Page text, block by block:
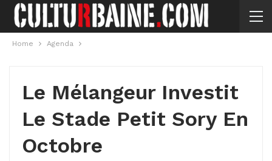
Home Agenda
Le Mélangeur Investit
Le Stade Petit Sory En
Octobre